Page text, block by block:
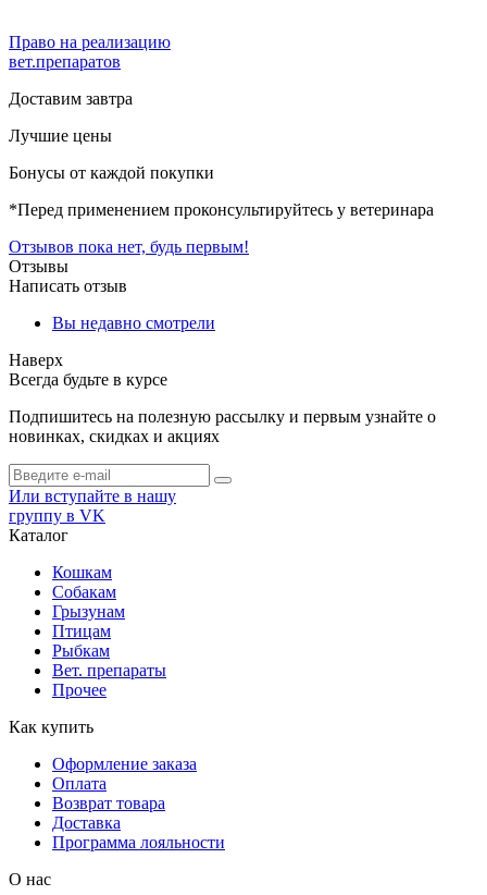
Право на реализацию
вет.препаратов
Доставим завтра
Лучшие цены
Бонусы от каждой покупки
*Перед применением проконсультируйтесь у ветеринара
Отзывов пока нет, будь первым!
Отзывы
Написать отзыв
Вы недавно смотрели
Наверх
Всегда будьте в курсе
Подпишитесь на полезную рассылку и первым узнайте о
новинках, скидках и акциях
Или вступайте в нашу
группу в VK
Каталог
Кошкам
Собакам
Грызунам
Птицам
Рыбкам
Вет. препараты
Прочее
Как купить
Оформление заказа
Оплата
Возврат товара
Доставка
Программа лояльности
О нас